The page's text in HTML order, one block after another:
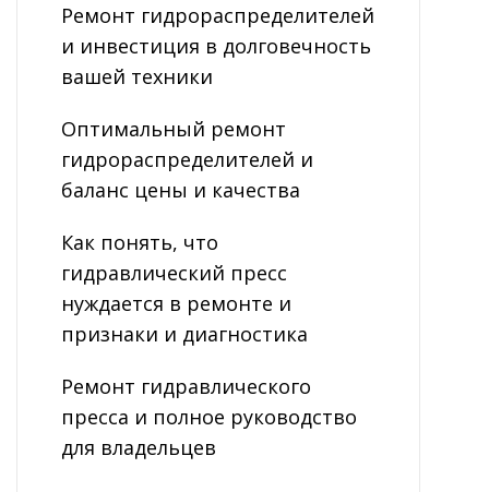
Ремонт гидрораспределителей
и инвестиция в долговечность
вашей техники
Оптимальный ремонт
гидрораспределителей и
баланс цены и качества
Как понять, что
гидравлический пресс
нуждается в ремонте и
признаки и диагностика
Ремонт гидравлического
пресса и полное руководство
для владельцев